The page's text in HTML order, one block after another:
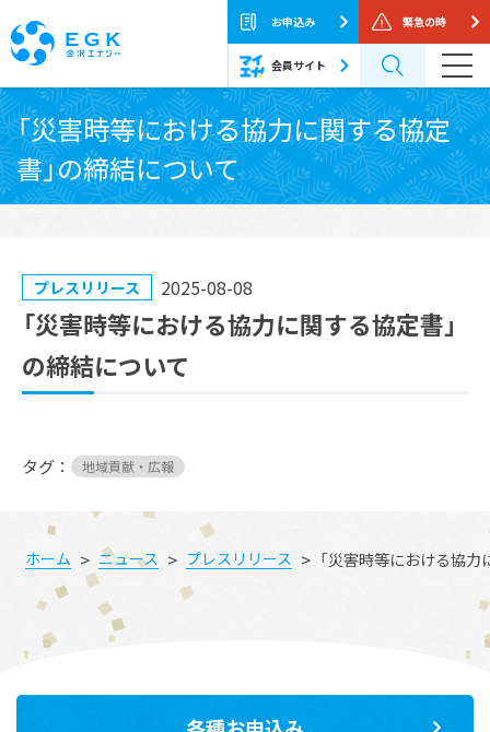
Skip
to
the
content
お申込み
会員サイト
緊急の時
「災害時等における協力に関する協定
書」の締結について
プレスリリース 2025-08-08
「災害時等における協力に関する協定書」
の締結について
タグ： 地域貢献・広報
ホーム > ニュース > プレスリリース > 「災害時等における協